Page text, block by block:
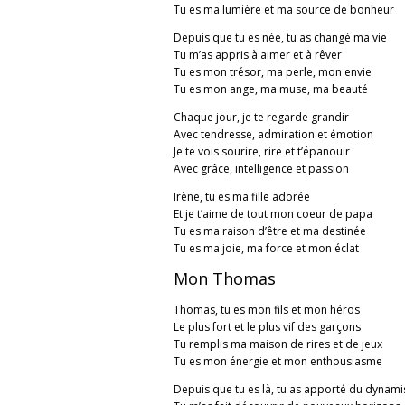
Tu es ma lumière et ma source de bonheur
Depuis que tu es née, tu as changé ma vie
Tu m’as appris à aimer et à rêver
Tu es mon trésor, ma perle, mon envie
Tu es mon ange, ma muse, ma beauté
Chaque jour, je te regarde grandir
Avec tendresse, admiration et émotion
Je te vois sourire, rire et t’épanouir
Avec grâce, intelligence et passion
Irène, tu es ma fille adorée
Et je t’aime de tout mon coeur de papa
Tu es ma raison d’être et ma destinée
Tu es ma joie, ma force et mon éclat
Mon Thomas
Thomas, tu es mon fils et mon héros
Le plus fort et le plus vif des garçons
Tu remplis ma maison de rires et de jeux
Tu es mon énergie et mon enthousiasme
Depuis que tu es là, tu as apporté du